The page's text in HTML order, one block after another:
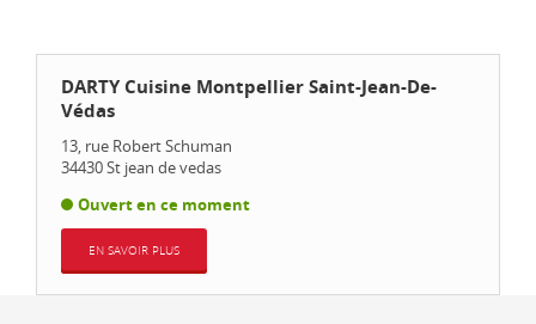
DARTY Cuisine Montpellier Saint-Jean-De-
Védas
13, rue Robert Schuman
34430St jean de vedas
Ouvert en ce moment
EN SAVOIR PLUS